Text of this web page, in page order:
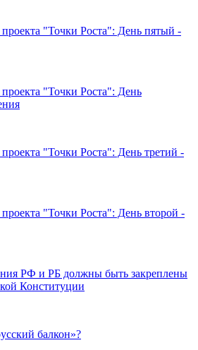
"Точки Роста": День пятый -
"Точки Роста": День
"Точки Роста": День третий -
"Точки Роста": День второй -
РФ и РБ должны быть закреплены
Конституции
балкон»?